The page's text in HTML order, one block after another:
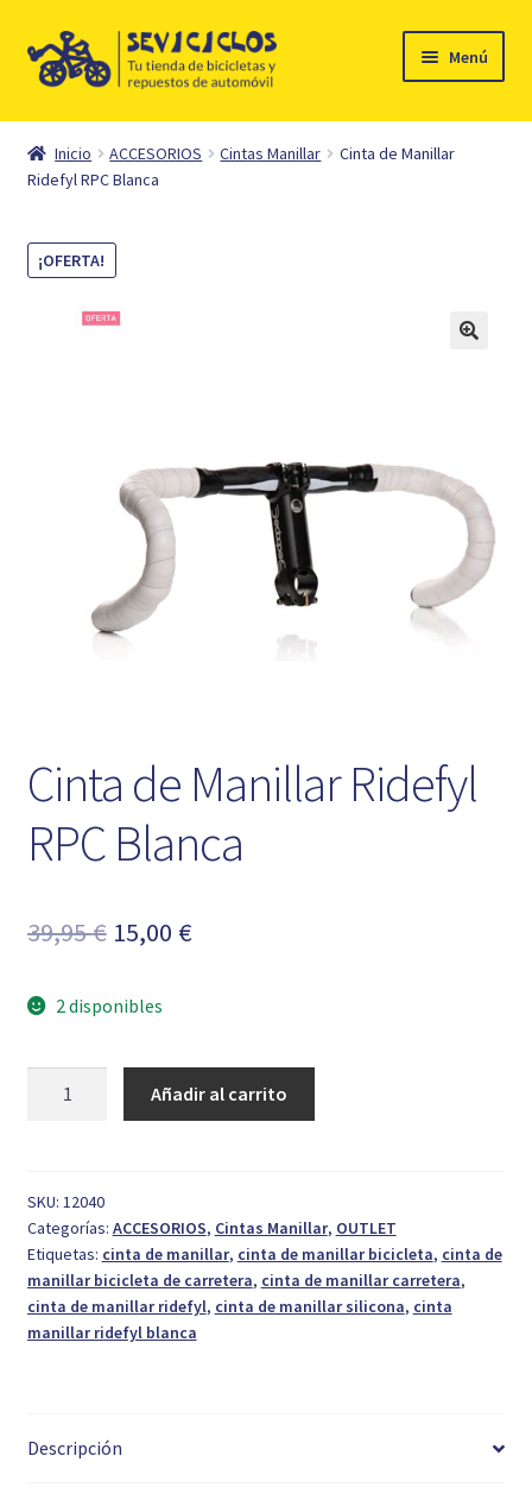
Ir
Ir
al
Menú
Inicio
Ciclismo
Automóvil
Mi cuenta
Inicio ACCESORIOS Cintas Manillar
Cinta de Manillar
Ridefyl RPC Blanca
¡OFERTA!
Cinta de Manillar Ridefyl
RPC Blanca
39,95€ El
original
era:
39,95 €.
15,00 €El
es:
15,00 €.
2 disponibles
RPC
Blanca
cantidad
Añadir al carrito
SKU: 12040
Categorías: ACCESORIOS, Cintas Manillar, OUTLET
Etiquetas: cinta de manillar, cinta de manillar bicicleta, cinta de
manillar bicicleta de carretera, cinta de manillar carretera,
cinta de manillar ridefyl, cinta de manillar silicona, cinta
manillar ridefyl blanca
Descripción